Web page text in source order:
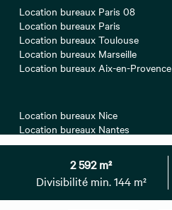
2 592 m²
Divisibilité min. 144 m²
Location bureaux Paris 08
Location bureaux Paris
Location bureaux Toulouse
Location bureaux Marseille
Location bureaux Aix-en-Provence
Location bureaux Nice
Location bureaux Nantes
Location bureaux Paris 16
Location bureaux Strasbourg